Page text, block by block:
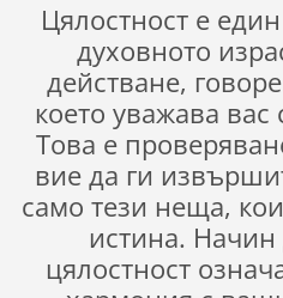
Цялостност е
духовното
действане,
което уважава вас
Това е
вие да ги
само тези неща,
истина.
цялостност